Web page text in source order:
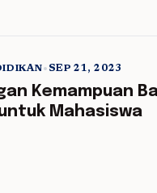
• SEP 21, 2023
Kemampuan
Mahasiswa